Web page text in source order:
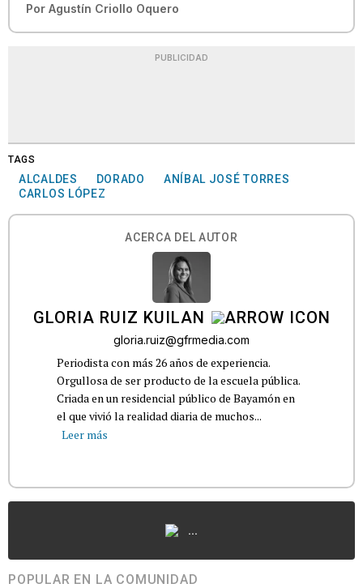
Por Agustín Criollo Oquero
PUBLICIDAD
TAGS
ALCALDES DORADO
ANÍBAL JOSÉ TORRES
CARLOS LÓPEZ
ACERCA DEL AUTOR
GLORIA RUIZ KUILAN
gloria.ruiz@gfrmedia.com
Periodista con más 26 años de experiencia.
Orgullosa de ser producto de la escuela pública.
Criada en un residencial público de Bayamón en
el que vivió la realidad diaria de muchos...
Leer más
...
POPULAR EN LA COMUNIDAD